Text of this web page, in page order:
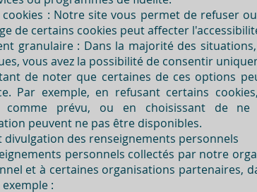
cookies : Notre site vous permet de refuser
de certains cookies peut affecter
granulaire : Dans la majorité des
vous avez la possibilité de consentir
de noter que certaines de ces options
Par exemple, en refusant certains
comme prévu, ou en choisissant de
peuvent ne pas être disponibles.
divulgation des renseignements personnels
personnels collectés par notre
et à certaines organisations partenaires,
: